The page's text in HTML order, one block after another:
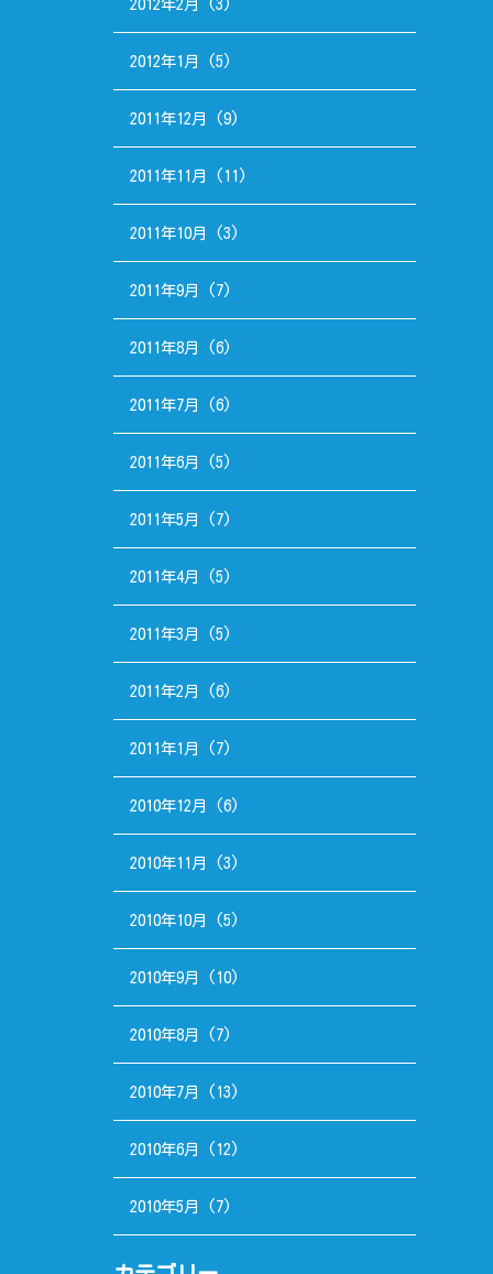
2012年2月 (3)
2012年1月 (5)
2011年12月 (9)
2011年11月 (11)
2011年10月 (3)
2011年9月 (7)
2011年8月 (6)
2011年7月 (6)
2011年6月 (5)
2011年5月 (7)
2011年4月 (5)
2011年3月 (5)
2011年2月 (6)
2011年1月 (7)
2010年12月 (6)
2010年11月 (3)
2010年10月 (5)
2010年9月 (10)
2010年8月 (7)
2010年7月 (13)
2010年6月 (12)
2010年5月 (7)